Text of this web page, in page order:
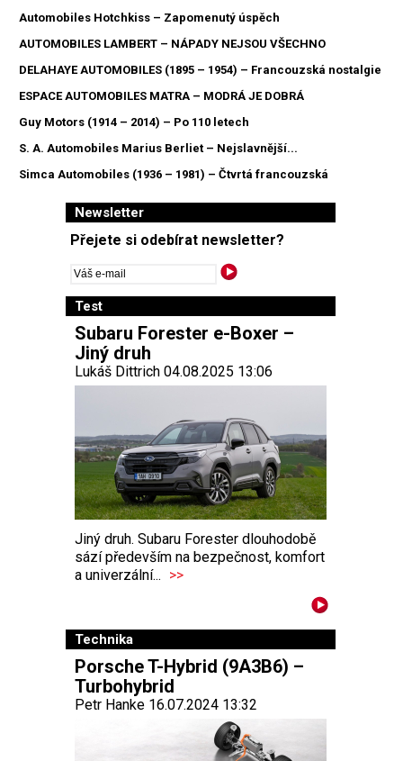
Automobiles Hotchkiss – Zapomenutý úspěch
AUTOMOBILES LAMBERT – NÁPADY NEJSOU VŠECHNO
DELAHAYE AUTOMOBILES (1895 – 1954) – Francouzská nostalgie
ESPACE AUTOMOBILES MATRA – MODRÁ JE DOBRÁ
Guy Motors (1914 – 2014) – Po 110 letech
S. A. Automobiles Marius Berliet – Nejslavnější...
Simca Automobiles (1936 – 1981) – Čtvrtá francouzská
Newsletter
Přejete si odebírat newsletter?
Test
Subaru Forester e-Boxer –
Jiný druh
Lukáš Dittrich 04.08.2025 13:06
Jiný druh. Subaru Forester dlouhodobě
sází především na bezpečnost, komfort
a univerzální... >>
Technika
Porsche T-Hybrid (9A3B6) –
Turbohybrid
Petr Hanke 16.07.2024 13:32